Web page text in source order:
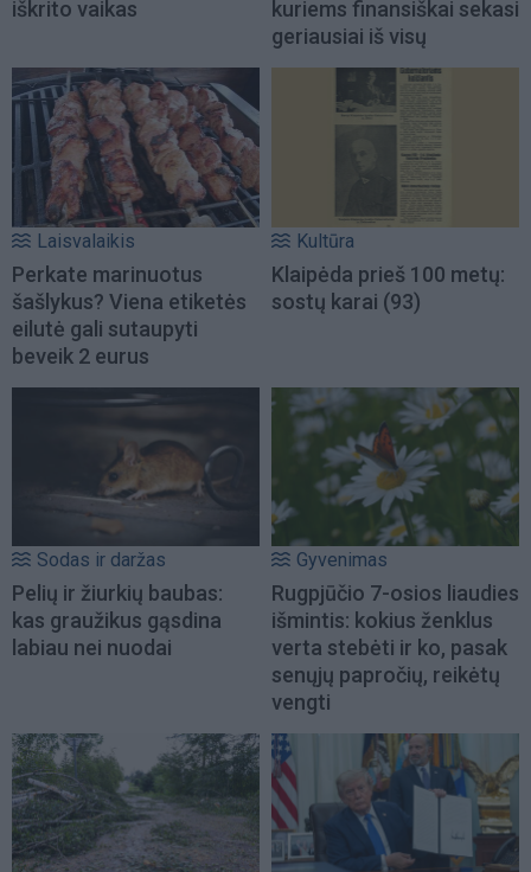
iškrito vaikas
kuriems finansiškai sekasi
geriausiai iš visų
Laisvalaikis
Perkate marinuotus
šašlykus? Viena etiketės
eilutė gali sutaupyti
beveik 2 eurus
Kultūra
Klaipėda prieš 100 metų:
sostų karai (93)
Sodas ir daržas
Pelių ir žiurkių baubas:
kas graužikus gąsdina
labiau nei nuodai
Gyvenimas
Rugpjūčio 7-osios liaudies
išmintis: kokius ženklus
verta stebėti ir ko, pasak
senųjų papročių, reikėtų
vengti